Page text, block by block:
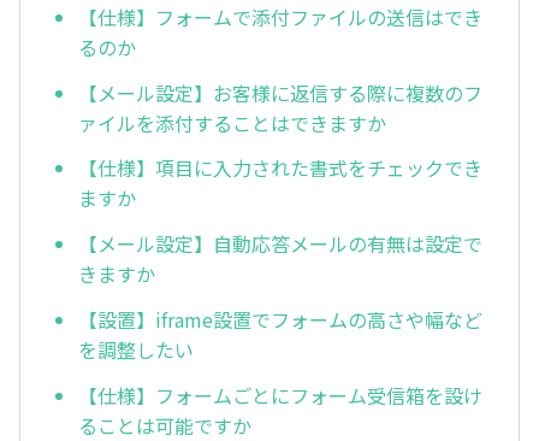
【仕様】フォームで添付ファイルの送信はでき
るのか
【メール設定】お客様に返信する際に複数のフ
ァイルを添付することはできますか
【仕様】項目に入力された書式をチェックでき
ますか
【メール設定】自動応答メールの有無は設定で
きますか
【設置】iframe設置でフォームの高さや幅など
を調整したい
【仕様】フォームごとにフォーム受信箱を設け
ることは可能ですか